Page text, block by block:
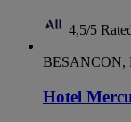
4,5/5
BESANCON,
Hotel